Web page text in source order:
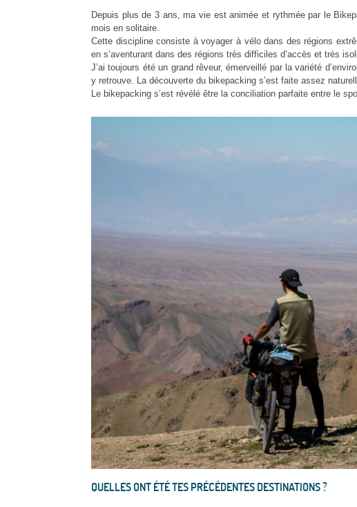
Depuis plus de 3 ans, ma vie est animée et rythmée par le
mois en solitaire.
Cette discipline consiste à voyager à vélo dans des régions
en s’aventurant dans des régions très difficiles d’accès et très
J’ai toujours été un grand rêveur, émerveillé par la variété
y retrouve. La découverte du bikepacking s’est faite assez
Le bikepacking s’est révélé être la conciliation parfaite entre le
QUELLES ONT ÉTÉ TES PRÉCÉDENTES DESTINATIONS ?